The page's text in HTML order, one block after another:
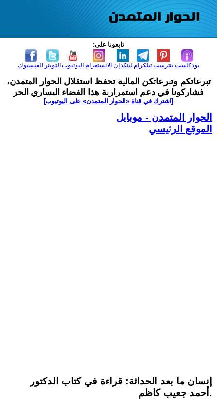
تابعونا على:
الفيسبوك التويتر اليوتيوب الانستغرام لينكدإن تيلكرامبنترست بودكاست
تبرعاتكم وتبرعاتكن المالية تحفظ استقلال الحوار المتمدن،
فشاركونا في دعم استمرارية هذا الفضاء اليساري الحر
[اشترك في قناة ‫«الحوار المتمدن» على اليوتيوب]
الحوار المتمدن - موبايل
الموقع الرئيسي
إنسان ما بعد الحداثة: قراءة في كتاب الدكتور
أحمد جعيب كاظم.